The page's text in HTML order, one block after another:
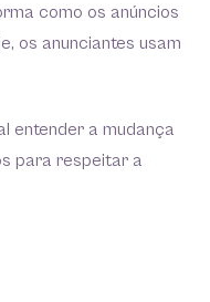
como os anúncios
os anunciantes usam
entender a mudança
para respeitar a